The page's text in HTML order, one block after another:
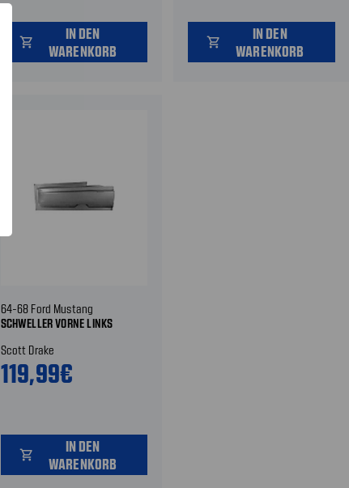
shopping_cart
IN DEN
WARENKORB
shopping_cart
IN DEN
WARENKORB
64-68 Ford Mustang
SCHWELLER VORNE LINKS
Scott Drake
119,99€
shopping_cart
IN DEN
WARENKORB